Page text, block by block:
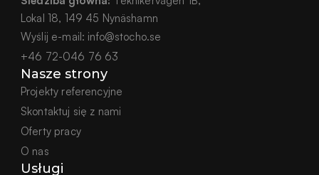
Lokal 18, 149 45 Nynäshamn
Wyślij e-mail: info@stocho.se
+46 72-046 76 63
Nasze strony
Projekty referencyjne
Skontaktuj się z nami
Oferty pracy
O nas
Usługi